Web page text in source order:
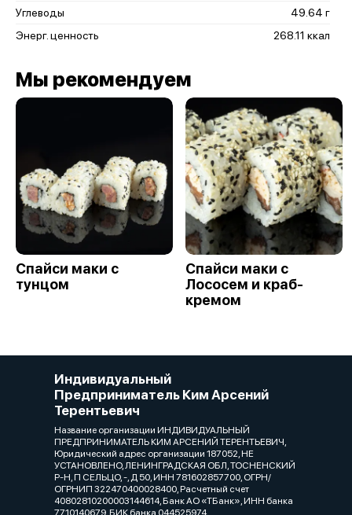
Углеводы
49.64 г
Энерг. ценность
268.11 ккал
Мы рекомендуем
Спайси маки с
тунцом
Спайси маки с
Лососем и краб-
кремом
Индивидуальный
Предприниматель Ким Арсений
Терентьевич
Название организации ИНДИВИДУАЛЬНЫЙ
ПРЕДПРИНИМАТЕЛЬ КИМ АРСЕНИЙ ТЕРЕНТЬЕВИЧ,
Юридический адрес организации 187052, НЕ
УСТАНОВЛЕНО, ЛЕНИНГРАДСКАЯ ОБЛ, ТОСНЕНСКИЙ
Р-Н, П СЕЛЬЦО, -, Д 50, ИНН 781602857700, ОГРН/
ОГРНИП 322470400028400, Расчетный счет
40802810200003144614, Банк АО «ТБанк», ИНН банка
7710140679, БИК банка 044525974,